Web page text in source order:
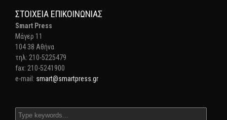
ΣΤΟΙΧΕΊΑ ΕΠΙΚΟΙΝΩΝΊΑΣ
Smart Press
Mάγερ 11
104 38 Αθήνα
τηλ: 210-5225479
fax: 210-5241900
e-mail: smart@smartpress.gr